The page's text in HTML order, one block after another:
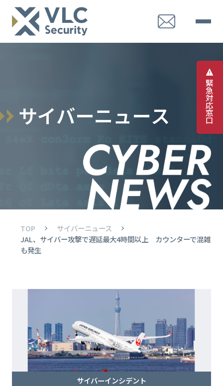
緊
急
対
応
窓
口
サイバーニュース
TOP
サイバーニュース
JAL、サイバー攻撃で遅延最大4時間以上 カウンターで混雑
も発生
サイバーインシデント